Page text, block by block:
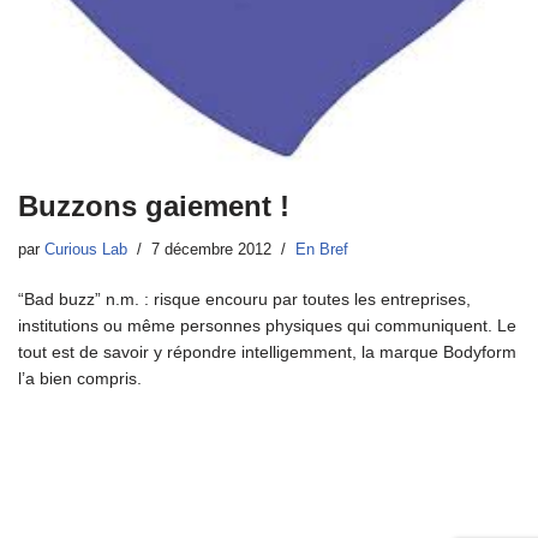
Buzzons gaiement !
par Curious Lab 7 décembre 2012 En Bref
“Bad buzz” n.m. : risque encouru par toutes les entreprises,
institutions ou même personnes physiques qui communiquent. Le
tout est de savoir y répondre intelligemment, la marque Bodyform
l’a bien compris.